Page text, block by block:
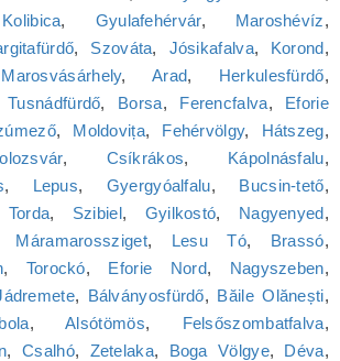
Kolibica, Gyulafehérvár, Maroshévíz,
, Szováta, Jósikafalva, Korond,
Marosvásárhely, Arad, Herkulesfürdő,
Tusnádfürdő, Borsa, Ferencfalva, Eforie
, Moldovița, Fehérvölgy, Hátszeg,
, Csíkrákos, Kápolnásfalu,
, Lepus, Gyergyóalfalu, Bucsin-tető,
Torda, Szibiel, Gyilkostó, Nagyenyed,
Máramarossziget, Lesu Tó, Brassó,
, Torockó, Eforie Nord, Nagyszeben,
, Bálványosfürdő, Băile Olănești,
,Alsótömös, Felsőszombatfalva,
,Csalhó, Zetelaka, Boga Völgye, Déva,